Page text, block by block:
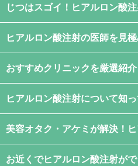
じつはスゴイ！ヒアルロン酸
ヒアルロン酸注射の医師を見
おすすめクリニックを厳選紹介
ヒアルロン酸注射について知
美容オタク・アケミが解決！
お近くでヒアルロン酸注射が